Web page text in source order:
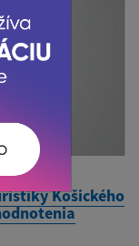
Košického